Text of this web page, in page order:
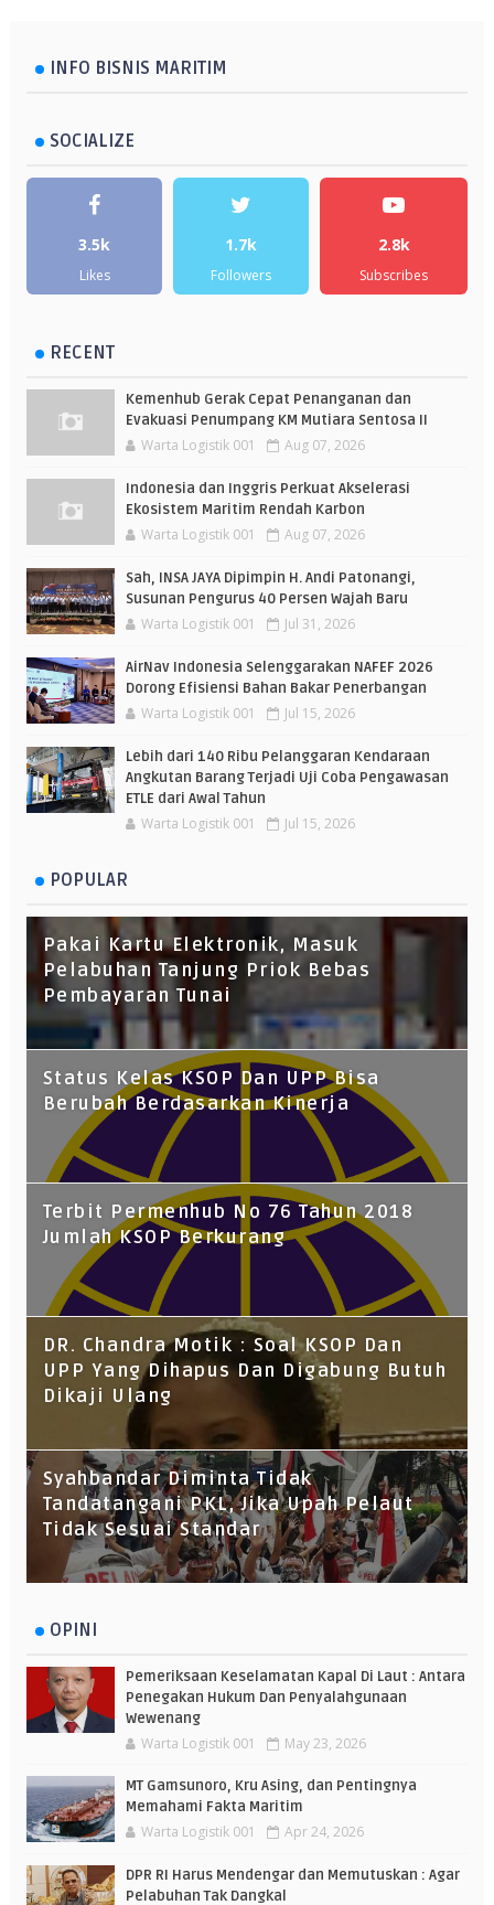
INFO BISNIS MARITIM
SOCIALIZE
3.5k
Likes
1.7k
Followers
2.8k
Subscribes
RECENT
Kemenhub Gerak Cepat Penanganan dan
Evakuasi Penumpang KM Mutiara Sentosa II
Warta Logistik 001 Aug 07, 2026
Indonesia dan Inggris Perkuat Akselerasi
Ekosistem Maritim Rendah Karbon
Warta Logistik 001 Aug 07, 2026
Sah, INSA JAYA Dipimpin H. Andi Patonangi,
Susunan Pengurus 40 Persen Wajah Baru
Warta Logistik 001 Jul 31, 2026
AirNav Indonesia Selenggarakan NAFEF 2026
Dorong Efisiensi Bahan Bakar Penerbangan
Warta Logistik 001 Jul 15, 2026
Lebih dari 140 Ribu Pelanggaran Kendaraan
Angkutan Barang Terjadi Uji Coba Pengawasan
ETLE dari Awal Tahun
Warta Logistik 001 Jul 15, 2026
POPULAR
Pakai Kartu Elektronik, Masuk
Pelabuhan Tanjung Priok Bebas
Pembayaran Tunai
Status Kelas KSOP Dan UPP Bisa
Berubah Berdasarkan Kinerja
Terbit Permenhub No 76 Tahun 2018
Jumlah KSOP Berkurang
DR. Chandra Motik : Soal KSOP Dan
UPP Yang Dihapus Dan Digabung Butuh
Dikaji Ulang
Syahbandar Diminta Tidak
Tandatangani PKL, Jika Upah Pelaut
Tidak Sesuai Standar
OPINI
Pemeriksaan Keselamatan Kapal Di Laut : Antara
Penegakan Hukum Dan Penyalahgunaan
Wewenang
Warta Logistik 001 May 23, 2026
MT Gamsunoro, Kru Asing, dan Pentingnya
Memahami Fakta Maritim
Warta Logistik 001 Apr 24, 2026
DPR RI Harus Mendengar dan Memutuskan : Agar
Pelabuhan Tak Dangkal